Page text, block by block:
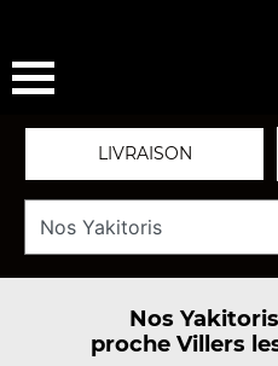
LIVRAISON
Nos
proche Villers